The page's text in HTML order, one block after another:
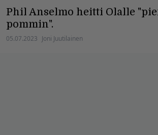
Phil Anselmo heitti Olalle
pommin".
05.07.2023 Joni Juutilainen